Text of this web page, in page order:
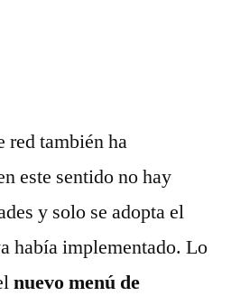
red también ha
este sentido no hay
y solo se adopta el
había implementado. Lo
nuevo menú de